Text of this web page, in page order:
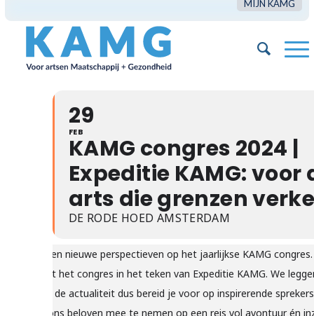
MIJN KAMG
29
FEB
KAMG congres 2024 |
Expeditie KAMG: voor
arts die grenzen
DE RODE HOED AMSTERDAM
Verken nieuwe perspectieven op het jaarlijkse KAMG
staat het congres in het teken van Expeditie KAMG. We
naar de actualiteit dus bereid je voor op inspirerende
die ons beloven mee te nemen op een reis vol avontuur én